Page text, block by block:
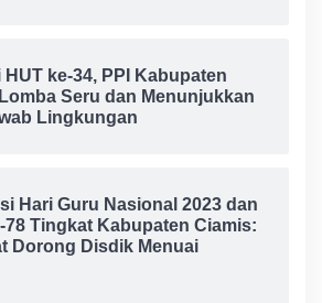
HUT ke-34, PPI Kabupaten
Seru dan Menunjukkan
Lingkungan
Hari Guru Nasional 2023 dan
78 Tingkat Kabupaten Ciamis:
Dorong Disdik Menuai